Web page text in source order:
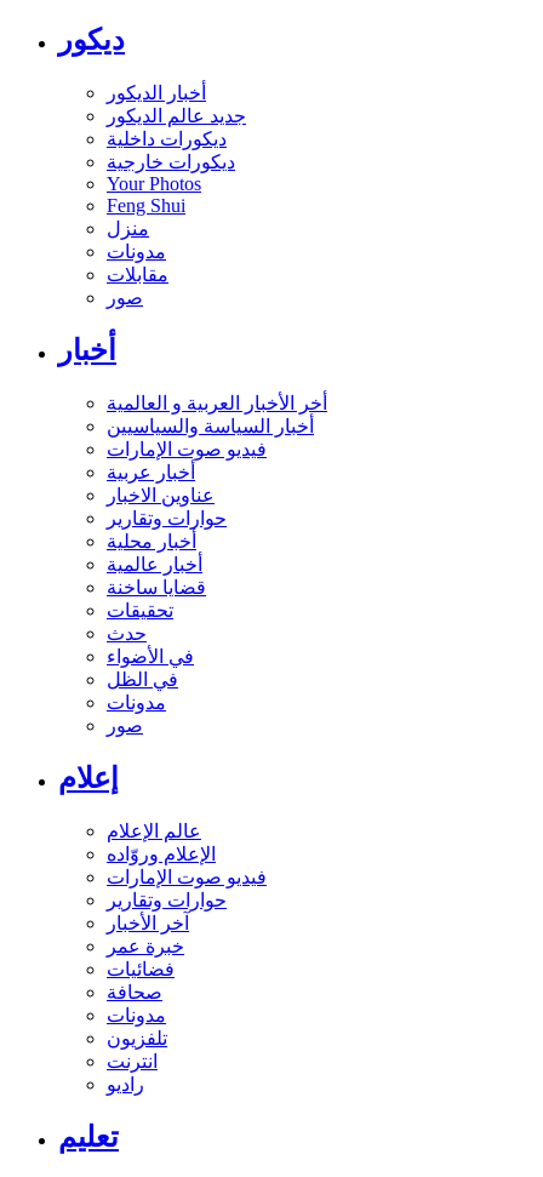
ديكور
أخبار الديكور
جديد عالم الديكور
ديكورات داخلية
ديكورات خارجية
Your Photos
Feng Shui
منزل
مدونات
مقابلات
صور
أخبار
أخر الأخبار العربية و العالمية
أخبار السياسة والسياسيين
فيديو صوت الإمارات
أخبار عربية
عناوين الاخبار
حوارات وتقارير
أخبار محلية
أخبار عالمية
قضايا ساخنة
تحقيقات
حدث
في الأضواء
في الظل
مدونات
صور
إعلام
عالم الإعلام
الإعلام وروّاده
فيديو صوت الإمارات
حوارات وتقارير
آخر الأخبار
خبرة عمر
فضائيات
صحافة
مدونات
تلفزيون
انترنت
راديو
تعليم